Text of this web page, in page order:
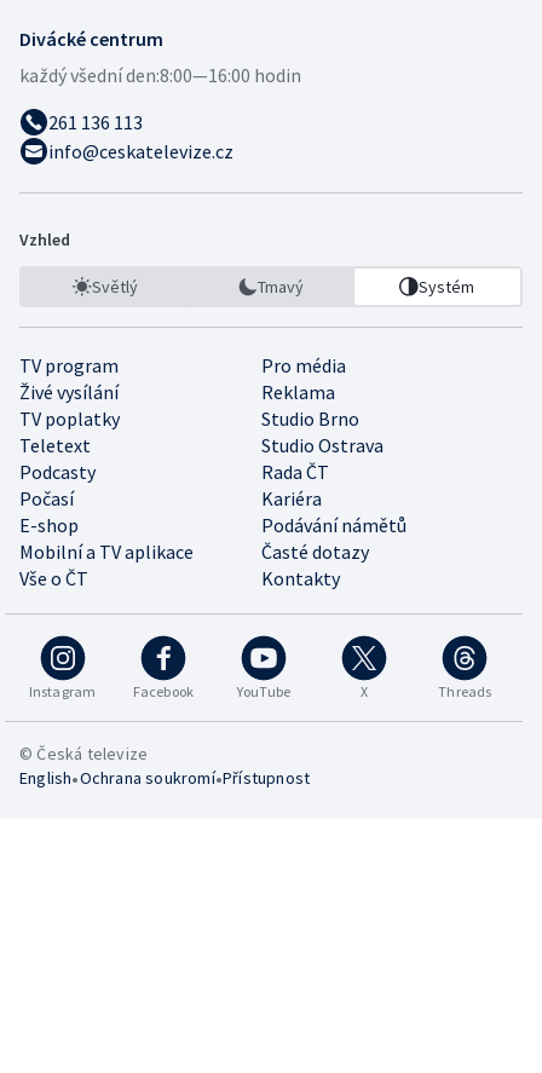
Divácké centrum
každý všední den:8:00—16:00 hodin
261 136 113
info@ceskatelevize.cz
Vzhled
Světlý Tmavý Systém
TV program
Pro média
Živé vysílání
Reklama
TV poplatky
Studio Brno
Teletext
Studio Ostrava
Podcasty
Rada ČT
Počasí
Kariéra
E-shop
Podávání námětů
Mobilní a TV aplikace
Časté dotazy
Vše o ČT
Kontakty
Instagram Facebook YouTube X Threads
© Česká televize
English•Ochrana soukromí•Přístupnost